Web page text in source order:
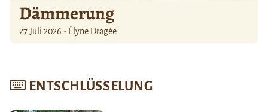
Dämmerung
27 Juli 2026 - Élyne Dragée
ENTSCHLÜSSELUNG